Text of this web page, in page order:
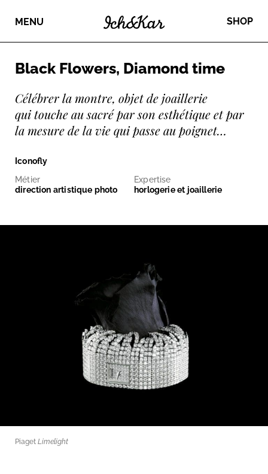
MENU SHOP
Black Flowers, Diamond time
Célébrer la montre, objet de joaillerie
qui touche au sacré par son esthétique et par
la mesure de la vie qui passe au poignet…
Iconofly
Métier
direction artistique photo
Expertise
horlogerie et joaillerie
Piaget Limelight